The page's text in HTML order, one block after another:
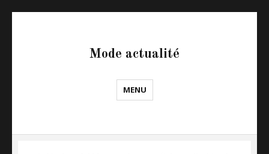
Mode actualité
MENU